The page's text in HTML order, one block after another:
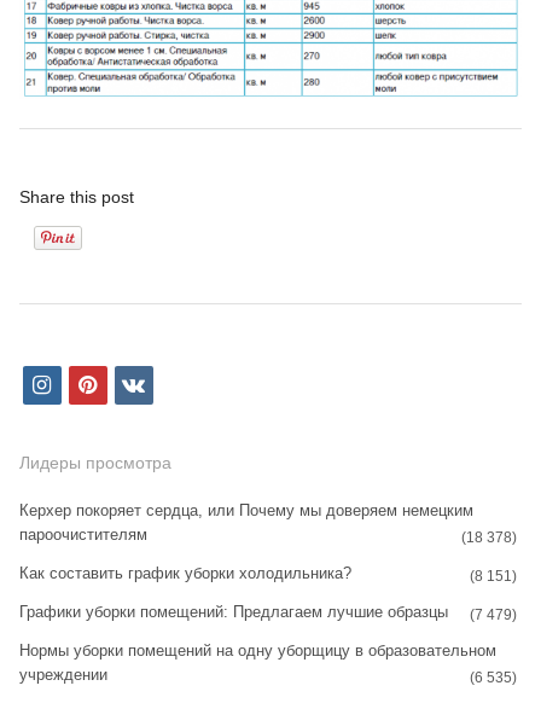
Share this post
i
s
a
g
r
a
p
n
e
r
e
s
v
Лидеры просмотра
Керхер покоряет сердца, или Почему мы доверяем немецким
пароочистителям
(18 378)
Как составить график уборки холодильника? (8 151)
Графики уборки помещений: Предлагаем лучшие образцы (7 479)
Нормы уборки помещений на одну уборщицу в образовательном
учреждении
(6 535)